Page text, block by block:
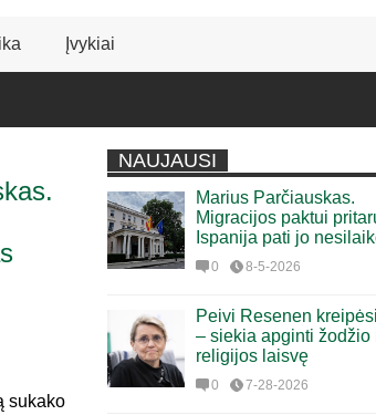
Įvykiai
sukako
NAUJAUSI
Marius Parčiauskas.
Migracijos paktui
Ispanija pati jo
0 8-5-2026
Peivi Resenen
– siekia apginti žodžio
religijos laisvę
0 7-28-2026